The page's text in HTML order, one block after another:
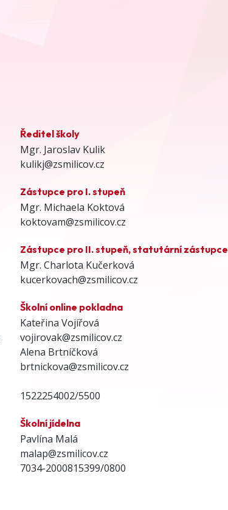
Ředitel školy
Mgr. Jaroslav Kulik
kulikj@zsmilicov.cz
Zástupce pro I. stupeň
Mgr. Michaela Koktová
koktovam@zsmilicov.cz
Zástupce pro II. stupeň, statutární zástupce
Mgr. Charlota Kučerková
kucerkovach@zsmilicov.cz
Školní online pokladna
Kateřina Vojířová
vojirovak@zsmilicov.cz
Alena Brtníčková
brtnickova@zsmilicov.cz
1522254002/5500
Školní jídelna
Pavlína Malá
malap@zsmilicov.cz
7034-2000815399/0800